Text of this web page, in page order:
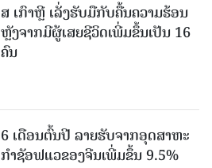
ສ ເກົາຫຼີ ເລັ່ງຮັບມືກັບຄື້ນຄວາມຮ້ອນ
ຫຼັງຈາກມີຜູ້ເສຍຊີວິດເພີ່ມຂຶ້ນເປັນ 16
ຄົນ
6 ເດືອນຕົ້ນປີ ລາຍຮັບຈາກອຸດສາຫະ
ກຳຊັອຟແວຂອງຈີນເພີ່ມຂຶ້ນ 9.5%